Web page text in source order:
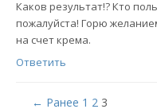
Каков результат!? Кто
пожалуйста! Горю
на счет крема.
Ответить
← Ранее 1 2 3